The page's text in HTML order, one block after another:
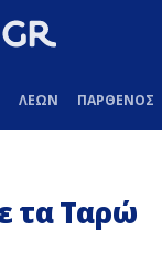
ΛΕΩΝ ΠΑΡΘΕΝΟΣ
τα Ταρώ